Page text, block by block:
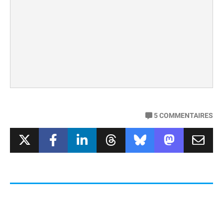
5COMMENTAIRES